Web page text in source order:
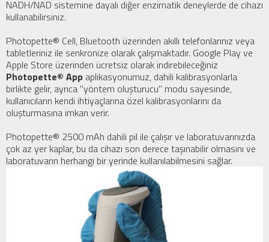
NADH/NAD sistemine dayalı diğer enzimatik deneylerde de cihazı
kullanabilirsiniz.
Photopette® Cell, Bluetooth üzerinden akıllı telefonlarınız veya
tabletleriniz ile senkronize olarak çalışmaktadır. Google Play ve
Apple Store üzerinden ücretsiz olarak indirebileceğiniz
Photopette® App aplikasyonumuz, dahili kalibrasyonlarla
birlikte gelir, ayrıca ''yöntem oluşturucu'' modu sayesinde,
kullanıcıların kendi ihtiyaçlarına özel kalibrasyonlarını da
oluşturmasına imkan verir.
Photopette® 2500 mAh dahili pil ile çalışır ve laboratuvarınızda
çok az yer kaplar, bu da cihazı son derece taşınabilir olmasını ve
laboratuvarın herhangi bir yerinde kullanılabilmesini sağlar.